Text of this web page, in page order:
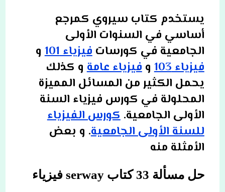
يستخدم كتاب سيروي كمرجع
أساسي في السنوات الأولى
الجامعية في كورساتفيزياء 101
و
فيزياء 103
وفيزياء عامةو كذلك
يحمل الكثير من المسائل المميزة
المحلولة في كورس فيزياء السنة
الأولى الجامعية.كورس الفيزياء
للسنة الأولى الجامعية. و بعض
الأمثلة منه
حل مسألة 33 كتاب serway فيزياء